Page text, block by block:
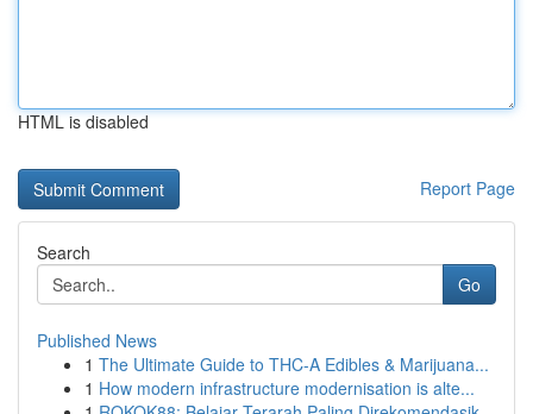
HTML is disabled
Report Page
Search
Go
Published News
1 The Ultimate Guide to THC-A Edibles & Marijuana...
1 How modern infrastructure modernisation is alte...